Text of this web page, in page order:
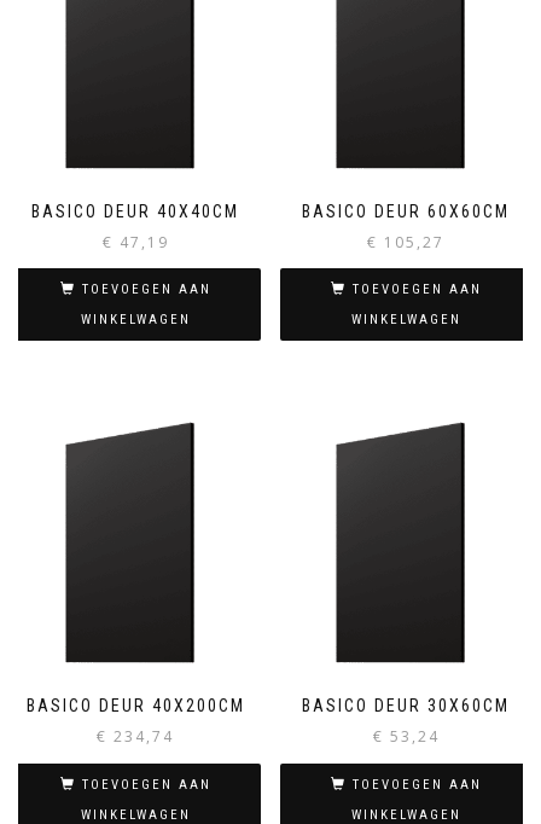
BASICO DEUR 40X40CM
€ 47,19
TOEVOEGEN AAN
WINKELWAGEN
BASICO DEUR 60X60CM
€ 105,27
TOEVOEGEN AAN
WINKELWAGEN
BASICO DEUR 40X200CM
€ 234,74
TOEVOEGEN AAN
WINKELWAGEN
BASICO DEUR 30X60CM
€ 53,24
TOEVOEGEN AAN
WINKELWAGEN